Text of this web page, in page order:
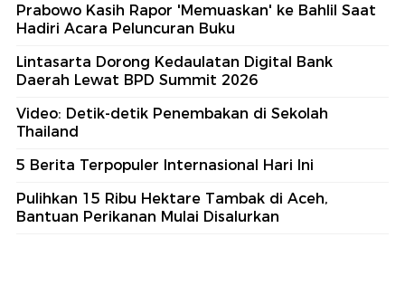
Prabowo Kasih Rapor 'Memuaskan' ke Bahlil Saat
Hadiri Acara Peluncuran Buku
Lintasarta Dorong Kedaulatan Digital Bank
Daerah Lewat BPD Summit 2026
Video: Detik-detik Penembakan di Sekolah
Thailand
5 Berita Terpopuler Internasional Hari Ini
Pulihkan 15 Ribu Hektare Tambak di Aceh,
Bantuan Perikanan Mulai Disalurkan